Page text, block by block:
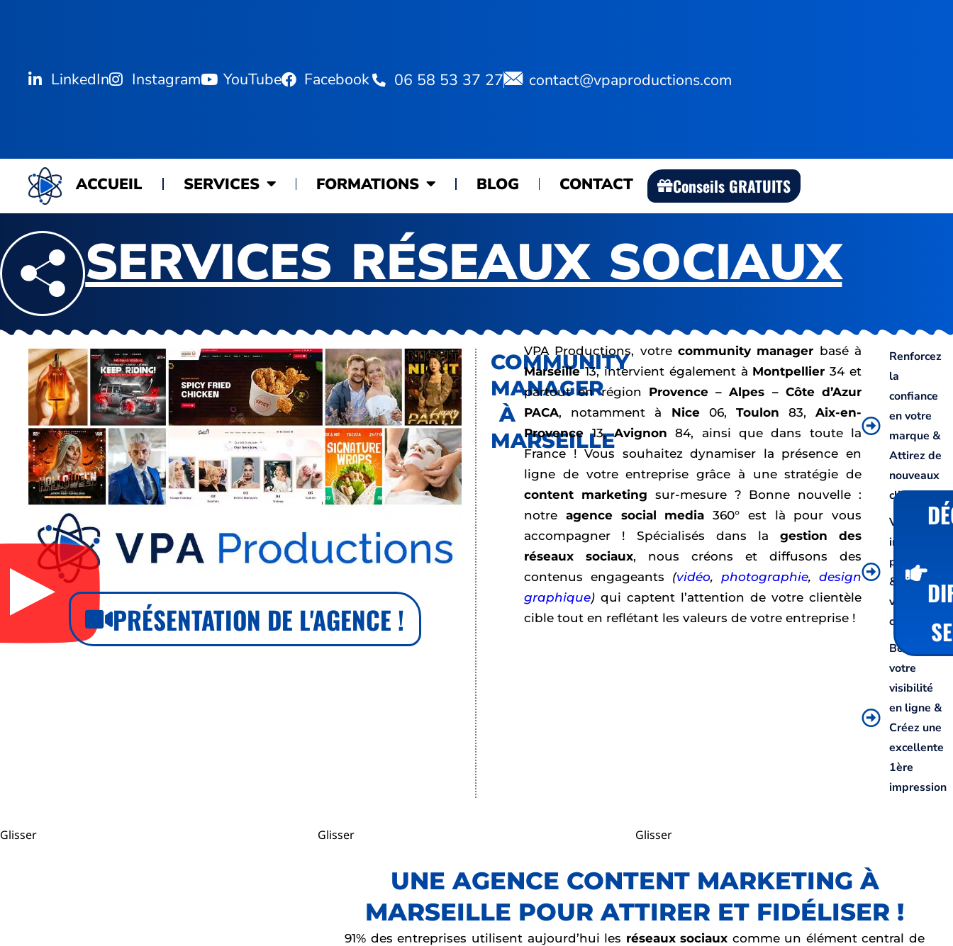
LinkedIn Instagram YouTube Facebook 06 58 53 37 27 contact@vpaproductions.com
ACCUEIL SERVICES FORMATIONS BLOG CONTACT Conseils GRATUITS
SERVICES RÉSEAUX SOCIAUX
PRÉSENTATION DE L'AGENCE !
COMMUNITY
MANAGER
À
MARSEILLE
VPA Productions, votrecommunity manager basé à
Marseille13, intervient également à Montpellier 34 et
partout en région Provence – Alpes – Côte d’Azur
PACA, notamment à Nice06, Toulon 83,Aix-en-
Provence 13,Avignon 84, ainsi que dans toute la
France ! Vous souhaitez dynamiser la présence en
ligne de votre entreprise grâce à une stratégie de
content marketing sur-mesure ? Bonne nouvelle :
notre agence social media 360° est là pour vous
accompagner ! Spécialisés dans lagestion des
réseaux sociaux, nous créons et diffusons des
contenus engageants (vidéo, photographie,design
graphique) qui captent l’attention de votre clientèle
cible tout en reflétant les valeurs de votre entreprise !
Renforcez
la
confiance
en votre
marque &
Attirez de
nouveaux
clients
Véhiculer
image
&
vous de la
concurrence
Boostez
votre
visibilité
en ligne &
Créez une
excellente
1ère
impression
Glisser Glisser Glisser
UNE AGENCE CONTENT MARKETING À
MARSEILLE POUR ATTIRER ET FIDÉLISER !
91% des entreprises utilisent aujourd’hui les réseaux sociaux comme un élément central de